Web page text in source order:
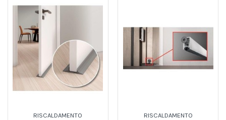
RISCALDAMENTO RISCALDAMENTO